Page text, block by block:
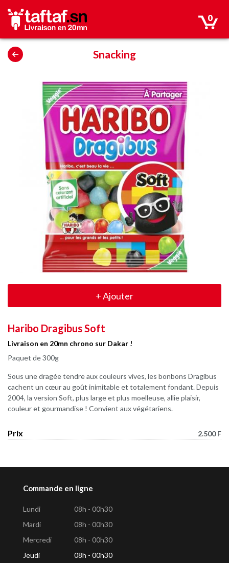
0
Snacking
+Ajouter
Haribo Dragibus Soft
Livraison en 20mn chrono sur Dakar !
Paquet de 300g
Sous une dragée tendre aux couleurs vives, les bonbons Dragibus
cachent un cœur au goût inimitable et totalement fondant. Depuis
2004, la version Soft, plus large et plus moelleuse, allie plaisir,
couleur et gourmandise ! Convient aux végétariens.
Prix 2.500 F
Commande en ligne
Lundi
08h - 00h30
Mardi
08h - 00h30
Mercredi
08h - 00h30
Jeudi
08h - 00h30